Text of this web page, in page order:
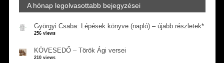
A hónap legolvasottabb bejegyzései
Györgyi Csaba: Lépések könyve (napló) – újabb részletek*
256 views
KÖVESEDŐ – Török Ági versei
210 views